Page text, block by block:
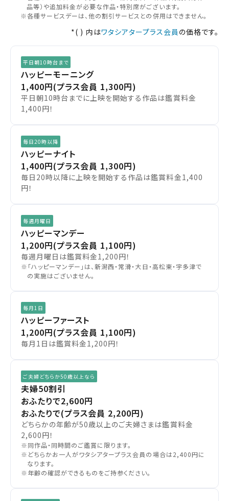
チケット購入
チケットの購入は下記リンクより、ご覧になりたい作品を選
択しご購入ください。
上映スケジュールを確認する
その他の劇場を選ぶ
無料のワタシアターライト会員もあります。
予約を確認・変更する
チケットの予約状況の確認及び予約を変更したい場合は、
下記リンクよりご確認ください。
予約を確認する
閉じる
都道府県から選ぶ
北海道
東北
関東
北越
中部
近畿
中国・四国
九州
品等）や追加料金が必要な作品・特別席がございます。
※各種サービスデーは、他の割引サービスとの併用はできません。
*( ) 内はワタシアタープラス会員 の価格です。
平日朝10時台まで
ハッピーモーニング
1,400円(プラス会員 1,300円)
平日朝10時台までに上映を開始する作品は鑑賞料金
1,400円！
毎日20時以降
ハッピーナイト
1,400円(プラス会員 1,300円)
毎日20時以降に上映を開始する作品は鑑賞料金1,400
円！
毎週月曜日
ハッピーマンデー
1,200円(プラス会員 1,100円)
毎週月曜日は鑑賞料金1,200円！
※「ハッピーマンデー」は、新潟西・常滑・大日・高松東・宇多津で
の実施はございません。
毎月1日
ハッピーファースト
1,200円(プラス会員 1,100円)
毎月1日は鑑賞料金1,200円！
ご夫婦どちらか50歳以上なら
夫婦50割引
おふたりで2,600円
おふたりで(プラス会員 2,200円)
どちらかの年齢が50歳以上のご夫婦さまは鑑賞料金
2,600円！
※同作品・同時間のご鑑賞に限ります。
※どちらかお一人がワタシアタープラス会員の場合は2,400円に
なります。
※年齢の確認ができるものをご持参ください。
劇場を変更すると、STEP2以降で選択いただいた情報は解除
されます。
上映日を変更すると、STEP3以降で選択いただいた情報は解
除されます。